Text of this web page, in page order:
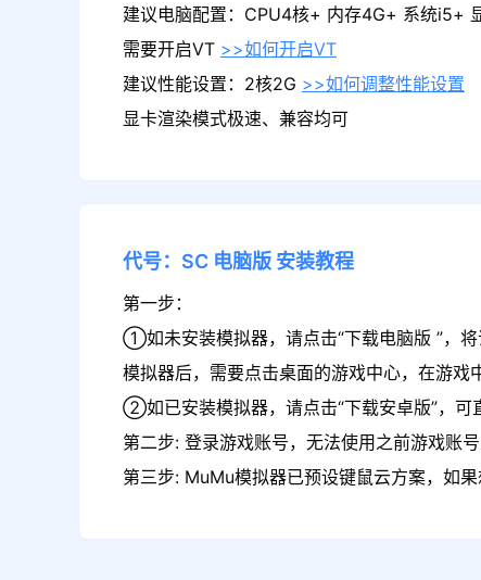
建议电脑配置：CPU4核+ 内存4G+ 系统i5+
需要开启VT >>如何开启VT
建议性能设置：2核2G >>如何调整性能设置
显卡渲染模式极速、兼容均可
代号：SC 电脑版 安装教程
第一步：
①如未安装模拟器，请点击“下载电脑版 ”，
模拟器后，需要点击桌面的游戏中心，在游戏
②如已安装模拟器，请点击“下载安卓版”，可
第二步: 登录游戏账号，无法使用之前游戏账
第三步: MuMu模拟器已预设键鼠云方案，如